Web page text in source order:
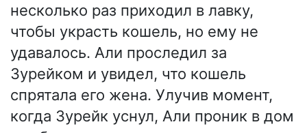
несколько раз приходил в лавку,
чтобы украсть кошель, но ему не
удавалось. Али проследил за
Зурейком и увидел, что кошель
спрятала его жена. Улучив момент,
когда Зурейк уснул, Али проник в дом